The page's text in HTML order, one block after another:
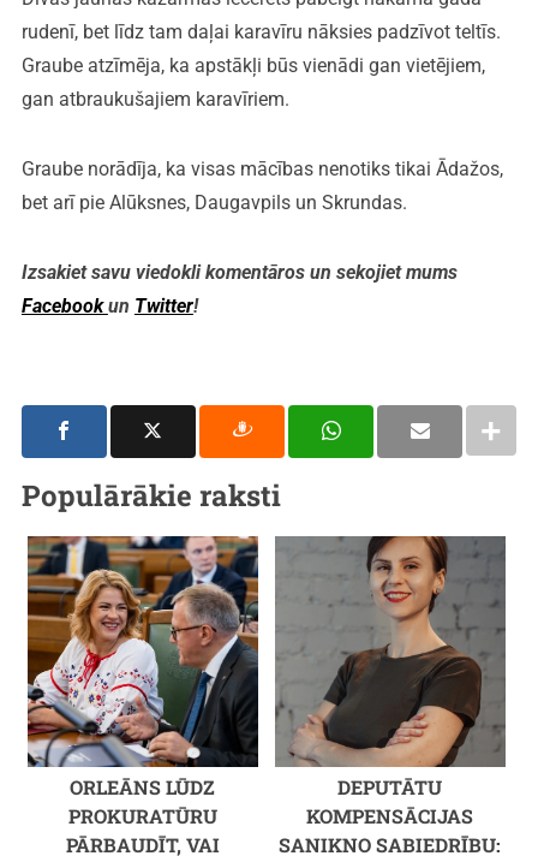
rudenī, bet līdz tam daļai karavīru nāksies padzīvot teltīs.
Graube atzīmēja, ka apstākļi būs vienādi gan vietējiem,
gan atbraukušajiem karavīriem.
Graube norādīja, ka visas mācības nenotiks tikai Ādažos,
bet arī pie Alūksnes, Daugavpils un Skrundas.
Izsakiet savu viedokli komentāros un sekojiet mums
Facebookun Twitter!
Populārākie raksti
ORLEĀNS LŪDZ
PROKURATŪRU
PĀRBAUDĪT, VAI
DEPUTĀTU
KOMPENSĀCIJAS
SANIKNO SABIEDRĪBU: